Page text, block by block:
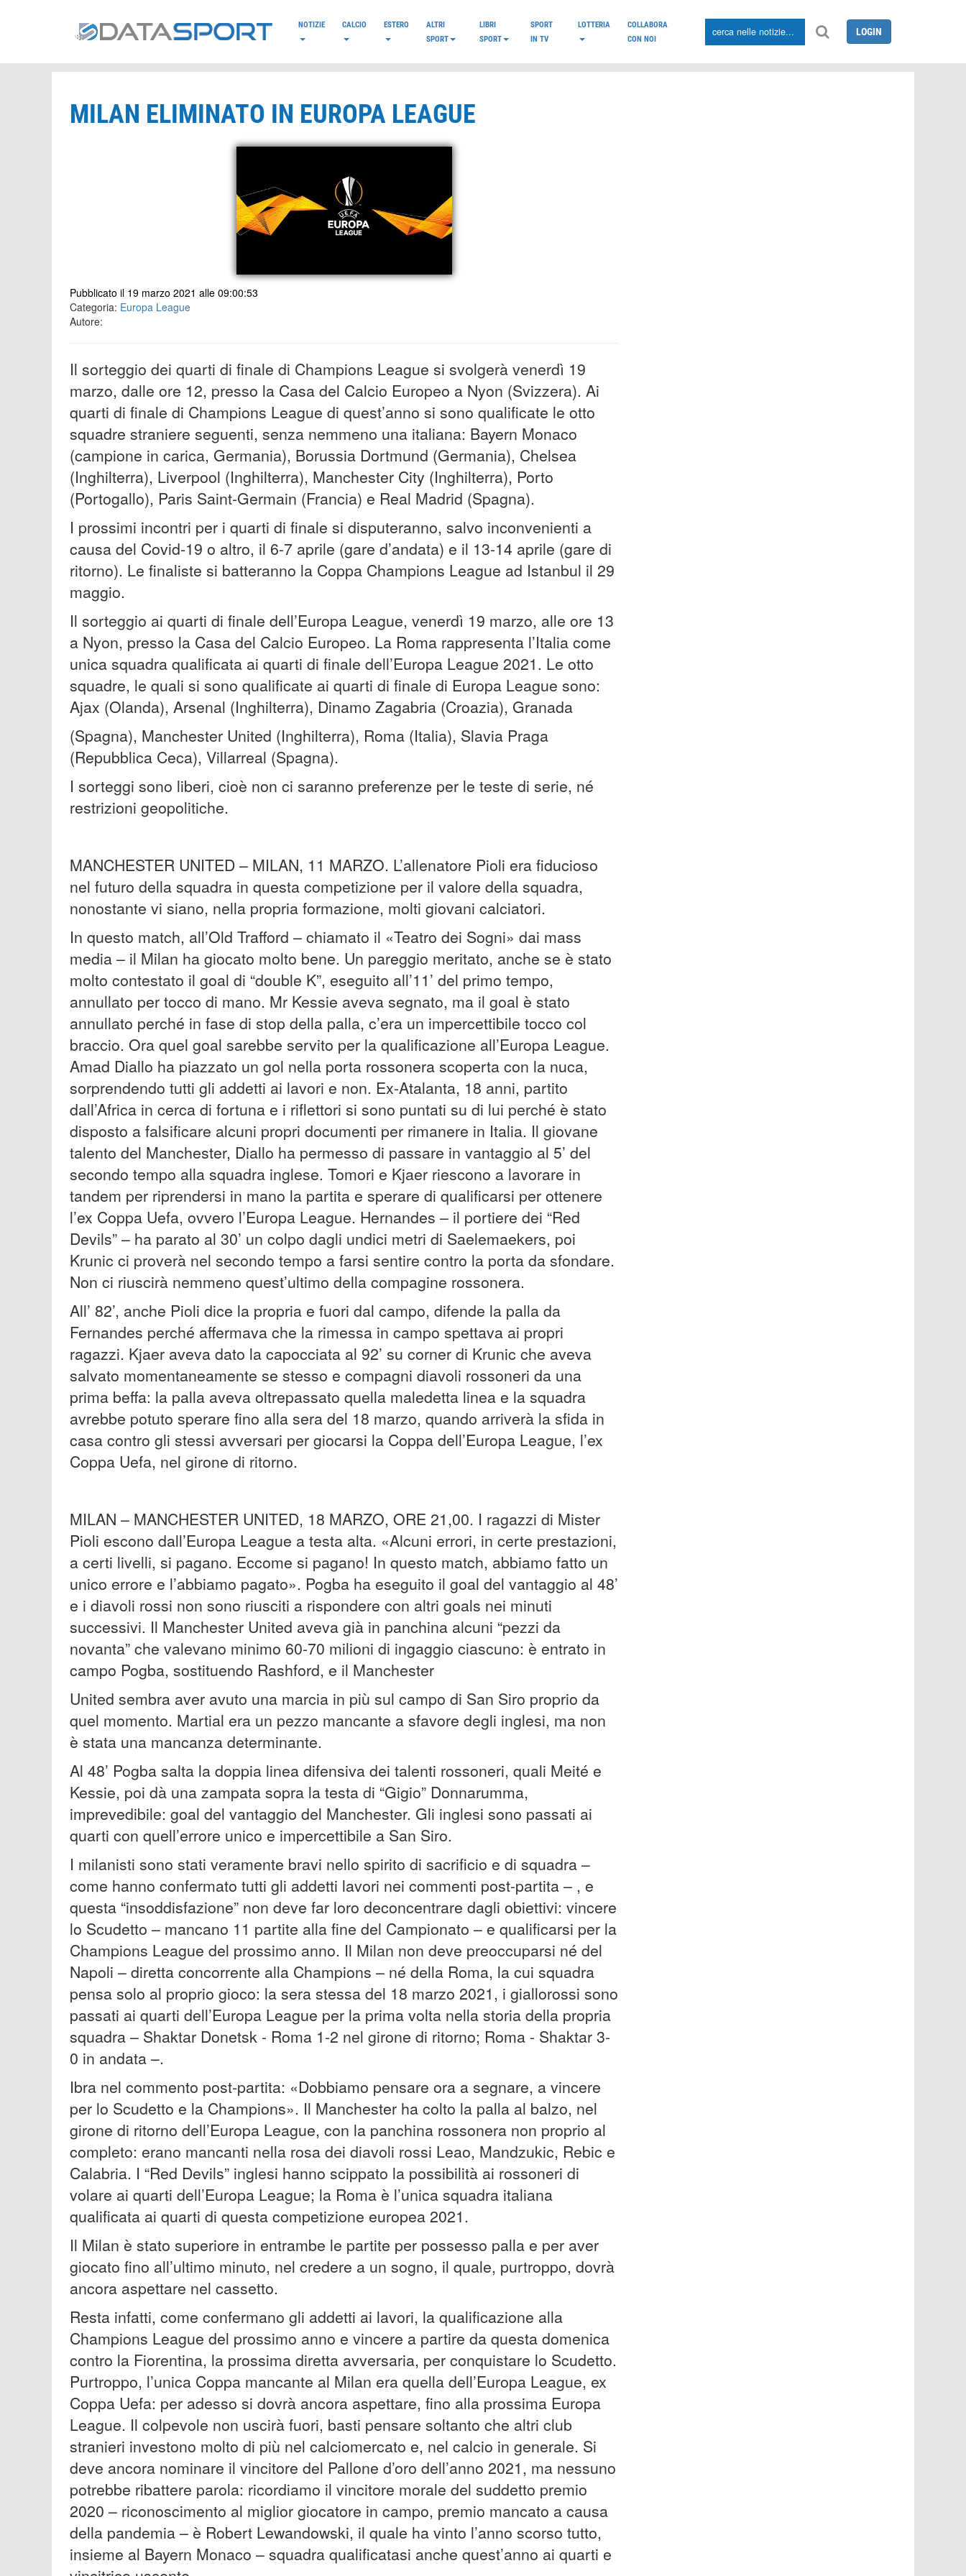
NOTIZIE CALCIO ESTERO
ALTRI
SPORT
LIBRI
SPORT
SPORT
IN TV
LOTTERIA
COLLABORA
CON NOI
LOGIN
MILAN ELIMINATO IN EUROPA LEAGUE
Pubblicato il 19 marzo 2021 alle 09:00:53
Categoria: Europa League
Autore:
Il sorteggio dei quarti di finale di Champions League si svolgerà venerdì 19
marzo, dalle ore 12, presso la Casa del Calcio Europeo a Nyon (Svizzera). Ai
quarti di finale di Champions League di quest’anno si sono qualificate le otto
squadre straniere seguenti, senza nemmeno una italiana: Bayern Monaco
(campione in carica, Germania), Borussia Dortmund (Germania), Chelsea
(Inghilterra), Liverpool (Inghilterra), Manchester City (Inghilterra), Porto
(Portogallo), Paris Saint-Germain (Francia) e Real Madrid (Spagna).
I prossimi incontri per i quarti di finale si disputeranno, salvo inconvenienti a
causa del Covid-19 o altro, il 6-7 aprile (gare d’andata) e il 13-14 aprile (gare di
ritorno). Le finaliste si batteranno la Coppa Champions League ad Istanbul il 29
maggio.
Il sorteggio ai quarti di finale dell’Europa League, venerdì 19 marzo, alle ore 13
a Nyon, presso la Casa del Calcio Europeo. La Roma rappresenta l’Italia come
unica squadra qualificata ai quarti di finale dell’Europa League 2021. Le otto
squadre, le quali si sono qualificate ai quarti di finale di Europa League sono:
Ajax (Olanda), Arsenal (Inghilterra), Dinamo Zagabria (Croazia), Granada
(Spagna), Manchester United (Inghilterra), Roma (Italia), Slavia Praga
(Repubblica Ceca), Villarreal (Spagna).
I sorteggi sono liberi, cioè non ci saranno preferenze per le teste di serie, né
restrizioni geopolitiche.
MANCHESTER UNITED – MILAN, 11 MARZO. L’allenatore Pioli era fiducioso
nel futuro della squadra in questa competizione per il valore della squadra,
nonostante vi siano, nella propria formazione, molti giovani calciatori.
In questo match, all’Old Trafford – chiamato il «Teatro dei Sogni» dai mass
media – il Milan ha giocato molto bene. Un pareggio meritato, anche se è stato
molto contestato il goal di “double K”, eseguito all’11’ del primo tempo,
annullato per tocco di mano. Mr Kessie aveva segnato, ma il goal è stato
annullato perché in fase di stop della palla, c’era un impercettibile tocco col
braccio. Ora quel goal sarebbe servito per la qualificazione all’Europa League.
Amad Diallo ha piazzato un gol nella porta rossonera scoperta con la nuca,
sorprendendo tutti gli addetti ai lavori e non. Ex-Atalanta, 18 anni, partito
dall’Africa in cerca di fortuna e i riflettori si sono puntati su di lui perché è stato
disposto a falsificare alcuni propri documenti per rimanere in Italia. Il giovane
talento del Manchester, Diallo ha permesso di passare in vantaggio al 5’ del
secondo tempo alla squadra inglese. Tomori e Kjaer riescono a lavorare in
tandem per riprendersi in mano la partita e sperare di qualificarsi per ottenere
l’ex Coppa Uefa, ovvero l’Europa League. Hernandes – il portiere dei “Red
Devils” – ha parato al 30’ un colpo dagli undici metri di Saelemaekers, poi
Krunic ci proverà nel secondo tempo a farsi sentire contro la porta da sfondare.
Non ci riuscirà nemmeno quest’ultimo della compagine rossonera.
All’ 82’, anche Pioli dice la propria e fuori dal campo, difende la palla da
Fernandes perché affermava che la rimessa in campo spettava ai propri
ragazzi. Kjaer aveva dato la capocciata al 92’ su corner di Krunic che aveva
salvato momentaneamente se stesso e compagni diavoli rossoneri da una
prima beffa: la palla aveva oltrepassato quella maledetta linea e la squadra
avrebbe potuto sperare fino alla sera del 18 marzo, quando arriverà la sfida in
casa contro gli stessi avversari per giocarsi la Coppa dell’Europa League, l’ex
Coppa Uefa, nel girone di ritorno.
MILAN – MANCHESTER UNITED, 18 MARZO, ORE 21,00. I ragazzi di Mister
Pioli escono dall’Europa League a testa alta. «Alcuni errori, in certe prestazioni,
a certi livelli, si pagano. Eccome si pagano! In questo match, abbiamo fatto un
unico errore e l’abbiamo pagato». Pogba ha eseguito il goal del vantaggio al 48’
e i diavoli rossi non sono riusciti a rispondere con altri goals nei minuti
successivi. Il Manchester United aveva già in panchina alcuni “pezzi da
novanta” che valevano minimo 60-70 milioni di ingaggio ciascuno: è entrato in
campo Pogba, sostituendo Rashford, e il Manchester
United sembra aver avuto una marcia in più sul campo di San Siro proprio da
quel momento. Martial era un pezzo mancante a sfavore degli inglesi, ma non
è stata una mancanza determinante.
Al 48’ Pogba salta la doppia linea difensiva dei talenti rossoneri, quali Meité e
Kessie, poi dà una zampata sopra la testa di “Gigio” Donnarumma,
imprevedibile: goal del vantaggio del Manchester. Gli inglesi sono passati ai
quarti con quell’errore unico e impercettibile a San Siro.
I milanisti sono stati veramente bravi nello spirito di sacrificio e di squadra –
come hanno confermato tutti gli addetti lavori nei commenti post-partita – , e
questa “insoddisfazione” non deve far loro deconcentrare dagli obiettivi: vincere
lo Scudetto – mancano 11 partite alla fine del Campionato – e qualificarsi per la
Champions League del prossimo anno. Il Milan non deve preoccuparsi né del
Napoli – diretta concorrente alla Champions – né della Roma, la cui squadra
pensa solo al proprio gioco: la sera stessa del 18 marzo 2021, i giallorossi sono
passati ai quarti dell’Europa League per la prima volta nella storia della propria
squadra – Shaktar Donetsk - Roma 1-2 nel girone di ritorno; Roma - Shaktar 3-
0 in andata –.
Ibra nel commento post-partita: «Dobbiamo pensare ora a segnare, a vincere
per lo Scudetto e la Champions». Il Manchester ha colto la palla al balzo, nel
girone di ritorno dell’Europa League, con la panchina rossonera non proprio al
completo: erano mancanti nella rosa dei diavoli rossi Leao, Mandzukic, Rebic e
Calabria. I “Red Devils” inglesi hanno scippato la possibilità ai rossoneri di
volare ai quarti dell’Europa League; la Roma è l’unica squadra italiana
qualificata ai quarti di questa competizione europea 2021.
Il Milan è stato superiore in entrambe le partite per possesso palla e per aver
giocato fino all’ultimo minuto, nel credere a un sogno, il quale, purtroppo, dovrà
ancora aspettare nel cassetto.
Resta infatti, come confermano gli addetti ai lavori, la qualificazione alla
Champions League del prossimo anno e vincere a partire da questa domenica
contro la Fiorentina, la prossima diretta avversaria, per conquistare lo Scudetto.
Purtroppo, l’unica Coppa mancante al Milan era quella dell’Europa League, ex
Coppa Uefa: per adesso si dovrà ancora aspettare, fino alla prossima Europa
League. Il colpevole non uscirà fuori, basti pensare soltanto che altri club
stranieri investono molto di più nel calciomercato e, nel calcio in generale. Si
deve ancora nominare il vincitore del Pallone d’oro dell’anno 2021, ma nessuno
potrebbe ribattere parola: ricordiamo il vincitore morale del suddetto premio
2020 – riconoscimento al miglior giocatore in campo, premio mancato a causa
della pandemia – è Robert Lewandowski, il quale ha vinto l’anno scorso tutto,
insieme al Bayern Monaco – squadra qualificatasi anche quest’anno ai quarti e